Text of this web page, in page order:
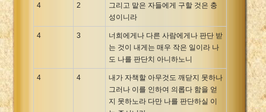
4 2
그리고 맡은 자들에게 구할 것은 충
성이니라
4 3
너희에게나 다른 사람에게나 판단 받
는 것이 내게는 매우 작은 일이라 나
도 나를 판단치 아니하노니
4 4
내가 자책할 아무것도 깨닫지 못하나
그러나 이를 인하여 의롭다 함을 얻
지 못하노라 다만 나를 판단하실 이